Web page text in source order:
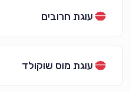
עוגת חרובים
עוגת מוס שוקולד